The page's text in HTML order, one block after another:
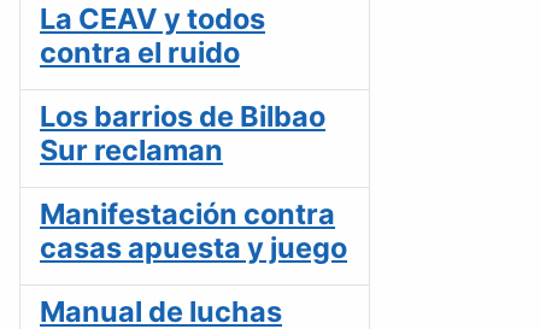
La CEAV y todos
contra el ruido
Los barrios de Bilbao
Sur reclaman
Manifestación contra
casas apuesta y juego
Manual de luchas